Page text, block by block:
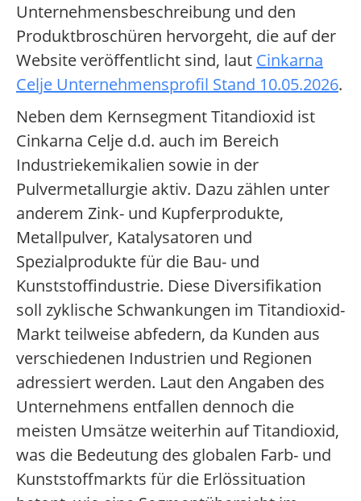
Unternehmensbeschreibung und den
Produktbroschüren hervorgeht, die auf der
Website veröffentlicht sind, laut Cinkarna
Celje Unternehmensprofil Stand 10.05.2026.
Neben dem Kernsegment Titandioxid ist
Cinkarna Celje d.d. auch im Bereich
Industriekemikalien sowie in der
Pulvermetallurgie aktiv. Dazu zählen unter
anderem Zink- und Kupferprodukte,
Metallpulver, Katalysatoren und
Spezialprodukte für die Bau- und
Kunststoffindustrie. Diese Diversifikation
soll zyklische Schwankungen im Titandioxid-
Markt teilweise abfedern, da Kunden aus
verschiedenen Industrien und Regionen
adressiert werden. Laut den Angaben des
Unternehmens entfallen dennoch die
meisten Umsätze weiterhin auf Titandioxid,
was die Bedeutung des globalen Farb- und
Kunststoffmarkts für die Erlössituation